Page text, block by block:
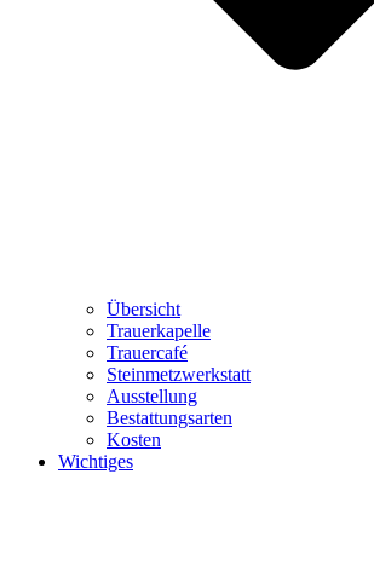
Übersicht
Trauerkapelle
Trauercafé
Steinmetzwerkstatt
Ausstellung
Bestattungsarten
Kosten
Wichtiges